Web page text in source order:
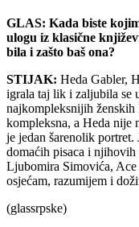
GLAS: Kada biste
ulogu iz klasične
bila i zašto baš ona?
STIJAK: Heda Gabler,
igrala taj lik i zaljubila se
najkompleksnijih
kompleksna, a Heda nije
je jedan šarenolik
domaćih pisaca i
Ljubomira Simovića,
osjećam, razumijem i
(glassrpske)